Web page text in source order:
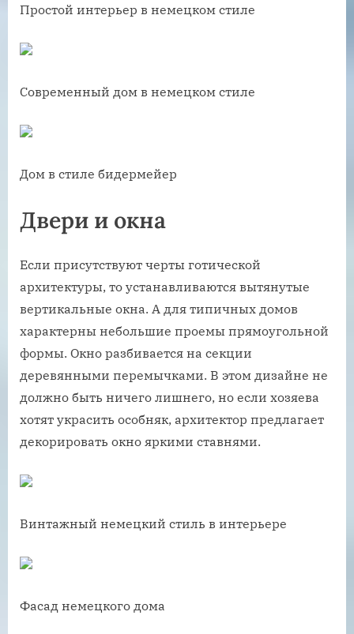
Простой интерьер в немецком стиле
Современный дом в немецком стиле
Дом в стиле бидермейер
Двери и окна
Если присутствуют черты готической
архитектуры, то устанавливаются вытянутые
вертикальные окна. А для типичных домов
характерны небольшие проемы прямоугольной
формы. Окно разбивается на секции
деревянными перемычками. В этом дизайне не
должно быть ничего лишнего, но если хозяева
хотят украсить особняк, архитектор предлагает
декорировать окно яркими ставнями.
Винтажный немецкий стиль в интерьере
Фасад немецкого дома